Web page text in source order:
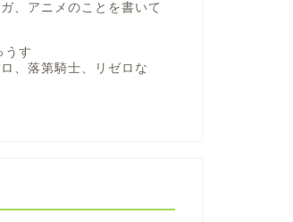
、アニメのことを書いて
うす
、落第騎士、リゼロな